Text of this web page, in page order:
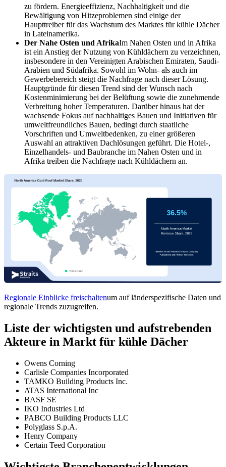
zu fördern. Energieeffizienz, Nachhaltigkeit und die
Bewältigung von Hitzeproblemen sind einige der
Haupttreiber für das Wachstum des Marktes für kühle Dächer
in Lateinamerika.
Der Nahe Osten und AfrikaIm Nahen Osten und in Afrika
ist ein Anstieg der Nutzung von Kühldächern zu verzeichnen,
insbesondere in den Vereinigten Arabischen Emiraten, Saudi-
Arabien und Südafrika. Sowohl im Wohn- als auch im
Gewerbebereich steigt die Nachfrage nach dieser Lösung.
Hauptgründe für diesen Trend sind der Wunsch nach
Kostenminimierung bei der Belüftung sowie die zunehmende
Verbreitung hoher Temperaturen. Darüber hinaus hat der
wachsende Fokus auf nachhaltiges Bauen und Initiativen für
umweltfreundliches Bauen, bedingt durch staatliche
Vorschriften und Umweltbedenken, zu einer größeren
Auswahl an attraktiven Dachlösungen geführt. Die Hotel-,
Einzelhandels- und Baubranche im Nahen Osten und in
Afrika treiben die Nachfrage nach Kühldächern an.
Regionale Einblicke freischaltenum auf länderspezifische Daten und
regionale Trends zuzugreifen.
Liste der wichtigsten und aufstrebenden
Akteure in Markt für kühle Dächer
Owens Corning
Carlisle Companies Incorporated
TAMKO Building Products Inc.
ATAS International Inc
BASF SE
IKO Industries Ltd
PABCO Building Products LLC
Polyglass S.p.A.
Henry Company
Certain Teed Corporation